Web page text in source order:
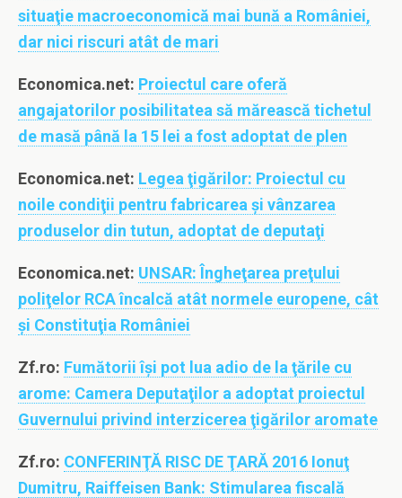
situaţie macroeconomică mai bună a României,
dar nici riscuri atât de mari
Economica.net: Proiectul care oferă
angajatorilor posibilitatea să mărească tichetul
de masă până la 15 lei a fost adoptat de plen
Economica.net: Legea ţigărilor: Proiectul cu
noile condiţii pentru fabricarea şi vânzarea
produselor din tutun, adoptat de deputaţi
Economica.net: UNSAR: Îngheţarea preţului
poliţelor RCA încalcă atât normele europene, cât
şi Constituţia României
Zf.ro: Fumătorii îşi pot lua adio de la ţările cu
arome: Camera Deputaţilor a adoptat proiectul
Guvernului privind interzicerea ţigărilor aromate
Zf.ro: CONFERINŢĂ RISC DE ŢARĂ 2016 Ionuţ
Dumitru, Raiffeisen Bank: Stimularea fiscală